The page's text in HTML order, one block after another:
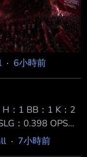
· 6小時前
：1 BB：1 K：2
：0.398 OPS：
二打席】四球
· 7小時前